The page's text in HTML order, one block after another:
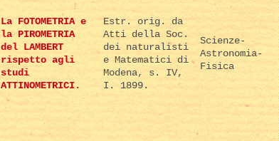
La FOTOMETRIA e
la PIROMETRIA
del LAMBERT
rispetto agli
studi
ATTINOMETRICI.
Estr. orig. da
Atti della Soc.
dei naturalisti
e Matematici di
Modena, s. IV,
I. 1899.
Scienze-
Astronomia-
Fisica